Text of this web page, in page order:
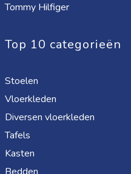
Tommy Hilfiger
Top 10 categorieën
Stoelen
Vloerkleden
Diversen vloerkleden
Tafels
Kasten